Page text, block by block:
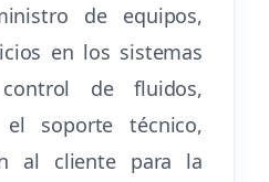
de equipos,
en los sistemas
de fluidos,
el soporte técnico,
al cliente para la